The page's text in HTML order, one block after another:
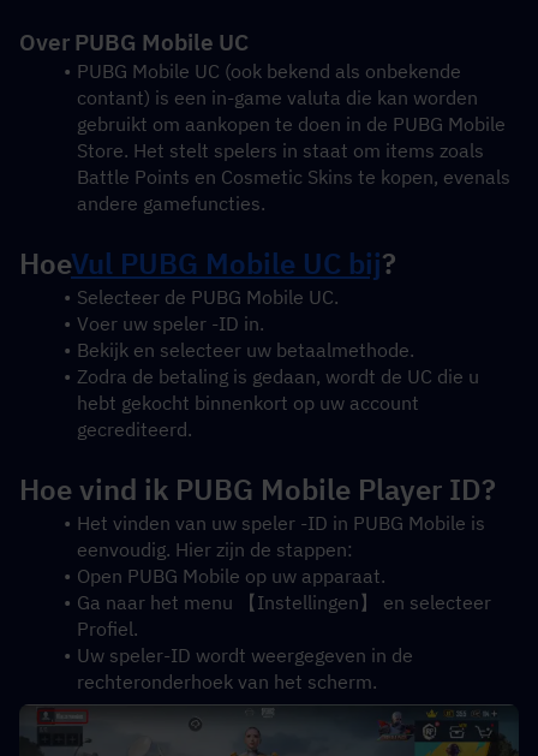
Over PUBG Mobile UC
PUBG Mobile UC (ook bekend als onbekende
contant) is een in-game valuta die kan worden
gebruikt om aankopen te doen in de PUBG Mobile
Store. Het stelt spelers in staat om items zoals
Battle Points en Cosmetic Skins te kopen, evenals
andere gamefuncties.
HoeVul PUBG Mobile UC bij?
Selecteer de PUBG Mobile UC.
Voer uw speler -ID in.
Bekijk en selecteer uw betaalmethode.
Zodra de betaling is gedaan, wordt de UC die u
hebt gekocht binnenkort op uw account
gecrediteerd.
Hoe vind ik PUBG Mobile Player ID?
Het vinden van uw speler -ID in PUBG Mobile is
eenvoudig. Hier zijn de stappen:
Open PUBG Mobile op uw apparaat.
Ga naar het menu 【Instellingen】 en selecteer
Profiel.
Uw speler-ID wordt weergegeven in de
rechteronderhoek van het scherm.